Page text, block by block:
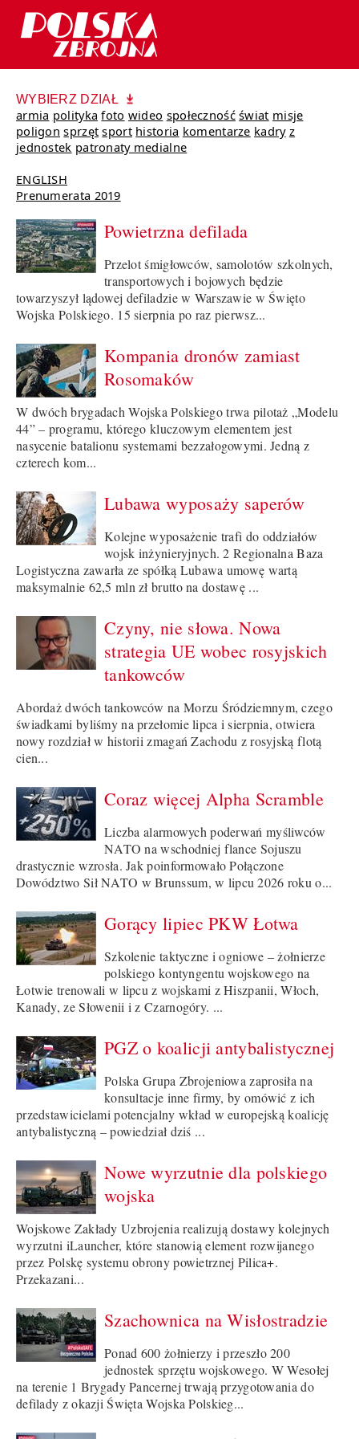
WYBIERZ DZIAŁ
armia polityka foto wideo społeczność świat misje
poligon sprzęt sport historia komentarze kadry z
jednostek patronaty medialne
ENGLISH
Prenumerata 2019
Powietrzna defilada
Przelot śmigłowców, samolotów szkolnych,
transportowych i bojowych będzie
towarzyszył lądowej defiladzie w Warszawie w Święto
Wojska Polskiego. 15 sierpnia po raz pierwsz...
Kompania dronów zamiast
Rosomaków
W dwóch brygadach Wojska Polskiego trwa pilotaż „Modelu
44” – programu, którego kluczowym elementem jest
nasycenie batalionu systemami bezzałogowymi. Jedną z
czterech kom...
Lubawa wyposaży saperów
Kolejne wyposażenie trafi do oddziałów
wojsk inżynieryjnych. 2 Regionalna Baza
Logistyczna zawarła ze spółką Lubawa umowę wartą
maksymalnie 62,5 mln zł brutto na dostawę ...
Czyny, nie słowa. Nowa
strategia UE wobec rosyjskich
tankowców
Abordaż dwóch tankowców na Morzu Śródziemnym, czego
świadkami byliśmy na przełomie lipca i sierpnia, otwiera
nowy rozdział w historii zmagań Zachodu z rosyjską flotą
cien...
Coraz więcej Alpha Scramble
Liczba alarmowych poderwań myśliwców
NATO na wschodniej flance Sojuszu
drastycznie wzrosła. Jak poinformowało Połączone
Dowództwo Sił NATO w Brunssum, w lipcu 2026 roku o...
Gorący lipiec PKW Łotwa
Szkolenie taktyczne i ogniowe – żołnierze
polskiego kontyngentu wojskowego na
Łotwie trenowali w lipcu z wojskami z Hiszpanii, Włoch,
Kanady, ze Słowenii i z Czarnogóry. ...
PGZ o koalicji antybalistycznej
Polska Grupa Zbrojeniowa zaprosiła na
konsultacje inne firmy, by omówić z ich
przedstawicielami potencjalny wkład w europejską koalicję
antybalistyczną – powiedział dziś ...
Nowe wyrzutnie dla polskiego
wojska
Wojskowe Zakłady Uzbrojenia realizują dostawy kolejnych
wyrzutni iLauncher, które stanowią element rozwijanego
przez Polskę systemu obrony powietrznej Pilica+.
Przekazani...
Szachownica na Wisłostradzie
Ponad 600 żołnierzy i przeszło 200
jednostek sprzętu wojskowego. W Wesołej
na terenie 1 Brygady Pancernej trwają przygotowania do
defilady z okazji Święta Wojska Polskieg...